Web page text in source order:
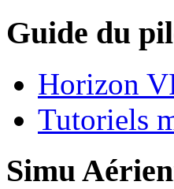
Guide du
Horizon
Tutoriels
Simu